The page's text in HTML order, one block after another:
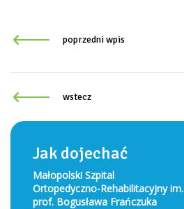
poprzedni wpis
wstecz
Jak dojechać
Małopolski Szpital
Ortopedyczno-Rehabilitacyjny im.
prof. Bogusława Frańczuka